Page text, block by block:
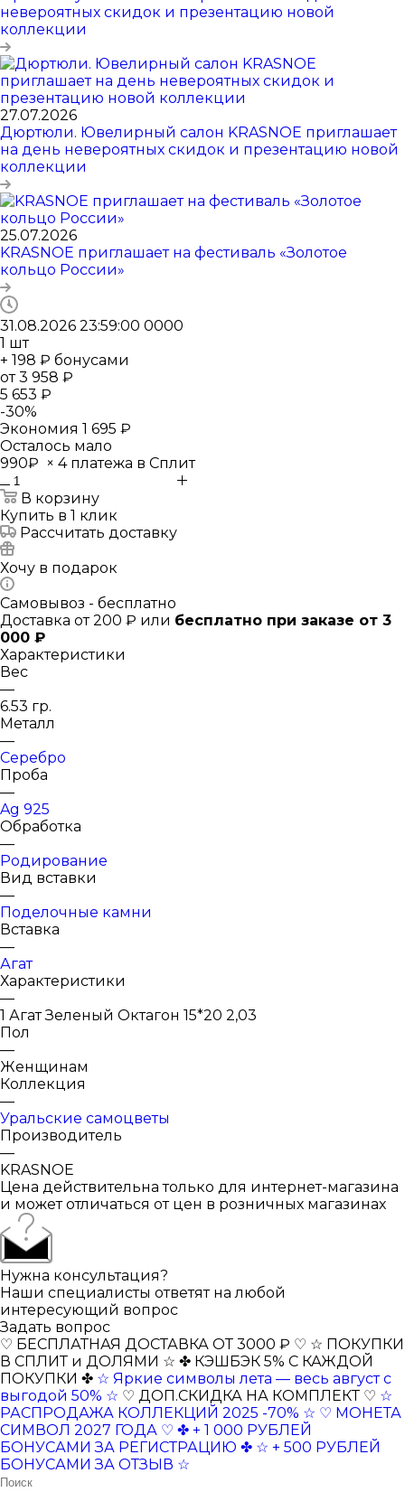
невероятных скидок и презентацию новой
коллекции
27.07.2026
Дюртюли. Ювелирный салон KRASNOE приглашает
на день невероятных скидок и презентацию новой
коллекции
25.07.2026
KRASNOE приглашает на фестиваль «Золотое
кольцо России»
31.08.2026 23:59:00 0000
1 шт
+ 198 ₽ бонусами
от3 958 ₽
5 653 ₽
-30%
Экономия 1 695 ₽
Осталось мало
990₽ × 4 платежа в Сплит
В корзину
Купить в 1 клик
Рассчитать доставку
Хочу в подарок
Самовывоз - бесплатно
Доставка от 200 ₽ или бесплатно при заказе от 3
000 ₽
Характеристики
Вес
—
6.53 гр.
Металл
—
Серебро
Проба
—
Ag 925
Обработка
—
Родирование
Вид вставки
—
Поделочные камни
Вставка
—
Агат
Характеристики
—
1 Агат Зеленый Октагон 15*20 2,03
Пол
—
Женщинам
Коллекция
—
Уральские самоцветы
Производитель
—
KRASNOE
Цена действительна только для интернет-магазина
и может отличаться от цен в розничных магазинах
Нужна консультация?
Наши специалисты ответят на любой
интересующий вопрос
Задать вопрос
♡ БЕСПЛАТНАЯ ДОСТАВКА ОТ 3000 ₽ ♡ ☆ ПОКУПКИ
В СПЛИТ и ДОЛЯМИ ☆ ✤ КЭШБЭК 5% С КАЖДОЙ
ПОКУПКИ ✤ ☆ Яркие символы лета — весь август с
выгодой 50% ☆ ♡ ДОП.СКИДКА НА КОМПЛЕКТ ♡ ☆
РАСПРОДАЖА КОЛЛЕКЦИЙ 2025 -70% ☆ ♡ МОНЕТА
СИМВОЛ 2027 ГОДА ♡ ✤ + 1 000 РУБЛЕЙ
БОНУСАМИ ЗА РЕГИСТРАЦИЮ ✤ ☆ + 500 РУБЛЕЙ
БОНУСАМИ ЗА ОТЗЫВ ☆